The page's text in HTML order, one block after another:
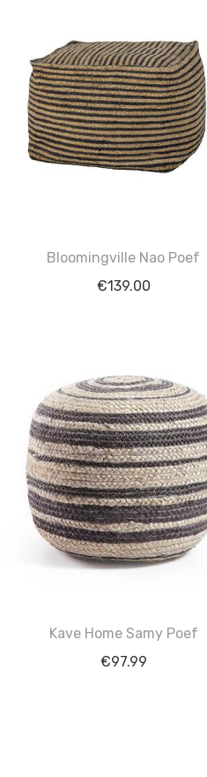
Bloomingville Nao Poef
€139.00
Kave Home Samy Poef
€97.99